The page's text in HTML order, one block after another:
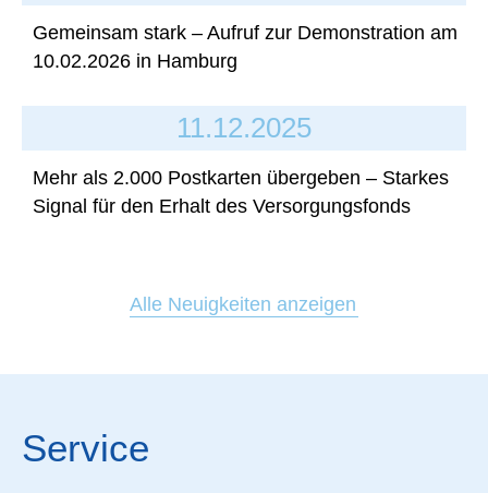
Gemeinsam stark – Aufruf zur Demonstration am
10.02.2026 in Hamburg
11.12.2025
Mehr als 2.000 Postkarten übergeben – Starkes
Signal für den Erhalt des Versorgungsfonds
Alle Neuigkeiten anzeigen
Service